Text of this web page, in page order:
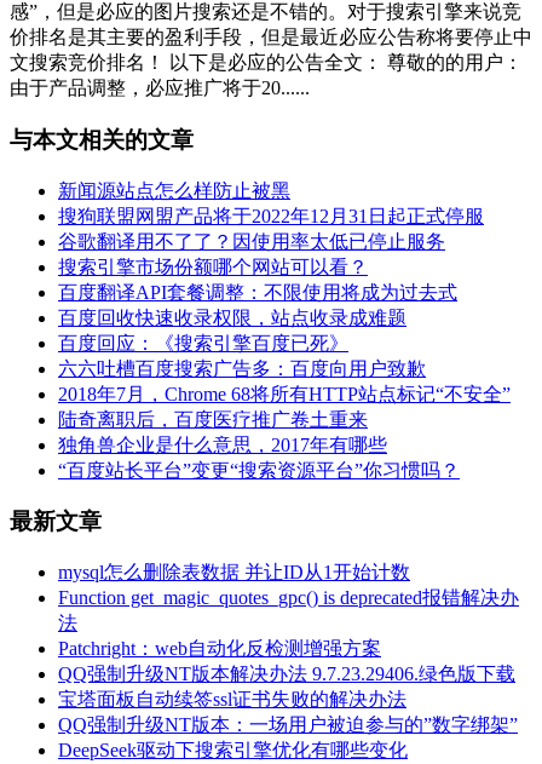
感”，但是必应的图片搜索还是不错的。对于搜索引擎来说竞
价排名是其主要的盈利手段，但是最近必应公告称将要停止中
文搜索竞价排名！ 以下是必应的公告全文： 尊敬的的用户：
由于产品调整，必应推广将于20......
与本文相关的文章
新闻源站点怎么样防止被黑
搜狗联盟网盟产品将于2022年12月31日起正式停服
谷歌翻译用不了了？因使用率太低已停止服务
搜索引擎市场份额哪个网站可以看？
百度翻译API套餐调整：不限使用将成为过去式
百度回收快速收录权限，站点收录成难题
百度回应：《搜索引擎百度已死》
六六吐槽百度搜索广告多：百度向用户致歉
2018年7月，Chrome 68将所有HTTP站点标记“不安全”
陆奇离职后，百度医疗推广卷土重来
独角兽企业是什么意思，2017年有哪些
“百度站长平台”变更“搜索资源平台”你习惯吗？
最新文章
mysql怎么删除表数据 并让ID从1开始计数
Function get_magic_quotes_gpc() is deprecated报错解决办
法
Patchright：web自动化反检测增强方案
QQ强制升级NT版本解决办法 9.7.23.29406.绿色版下载
宝塔面板自动续签ssl证书失败的解决办法
QQ强制升级NT版本：一场用户被迫参与的”数字绑架”
DeepSeek驱动下搜索引擎优化有哪些变化